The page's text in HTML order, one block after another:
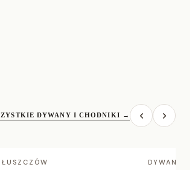
DYWANY I CHODNIKI →
DYWANY